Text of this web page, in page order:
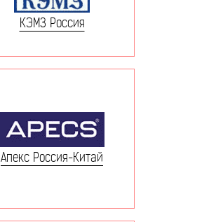
КЭМЗ Россия
Апекс Россия-Китай